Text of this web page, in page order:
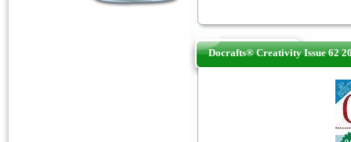
Docrafts® Creativity Issue 62